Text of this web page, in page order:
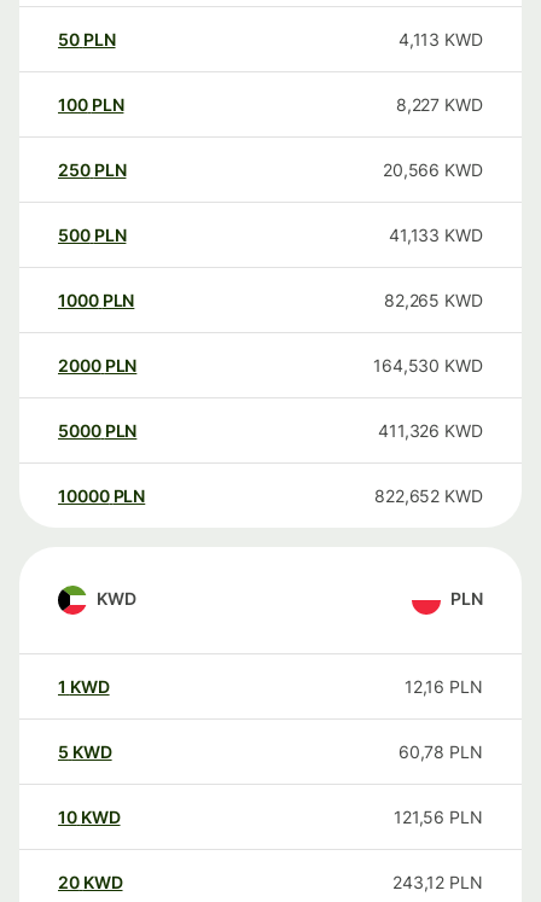
50 PLN 4,113 KWD
100 PLN 8,227 KWD
250 PLN 20,566 KWD
500 PLN 41,133 KWD
1000 PLN 82,265 KWD
2000 PLN 164,530 KWD
5000 PLN 411,326 KWD
10000 PLN 822,652 KWD
KWD PLN
1 KWD 12,16 PLN
5 KWD 60,78 PLN
10 KWD 121,56 PLN
20 KWD 243,12 PLN